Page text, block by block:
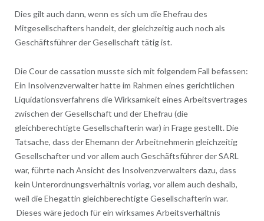
Dies gilt auch dann, wenn es sich um die Ehefrau des
Mitgesellschafters handelt, der gleichzeitig auch noch als
Geschäftsführer der Gesellschaft tätig ist.
Die Cour de cassation musste sich mit folgendem Fall befassen:
Ein Insolvenzverwalter hatte im Rahmen eines gerichtlichen
Liquidationsverfahrens die Wirksamkeit eines Arbeitsvertrages
zwischen der Gesellschaft und der Ehefrau (die
gleichberechtigte Gesellschafterin war) in Frage gestellt. Die
Tatsache, dass der Ehemann der Arbeitnehmerin gleichzeitig
Gesellschafter und vor allem auch Geschäftsführer der SARL
war, führte nach Ansicht des Insolvenzverwalters dazu, dass
kein Unterordnungsverhältnis vorlag, vor allem auch deshalb,
weil die Ehegattin gleichberechtigte Gesellschafterin war.
Dieses wäre jedoch für ein wirksames Arbeitsverhältnis